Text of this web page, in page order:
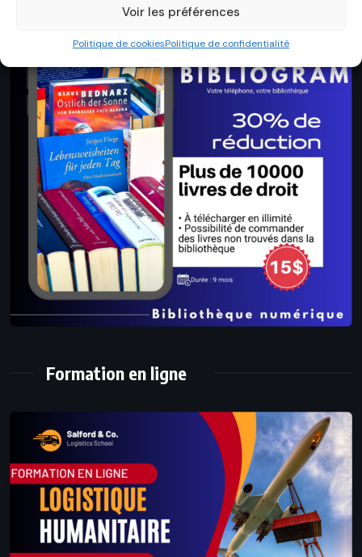
Voir les préférences
Politique de cookiesPolitique de confidentialité
Formation en ligne